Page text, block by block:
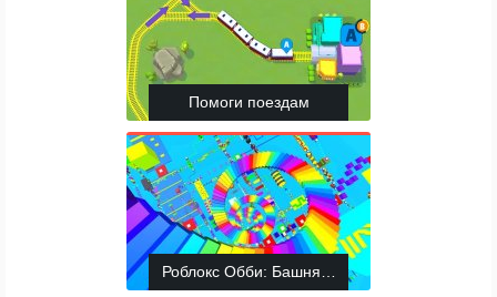
Помоги поездам
Роблокс Обби: Башня Ада